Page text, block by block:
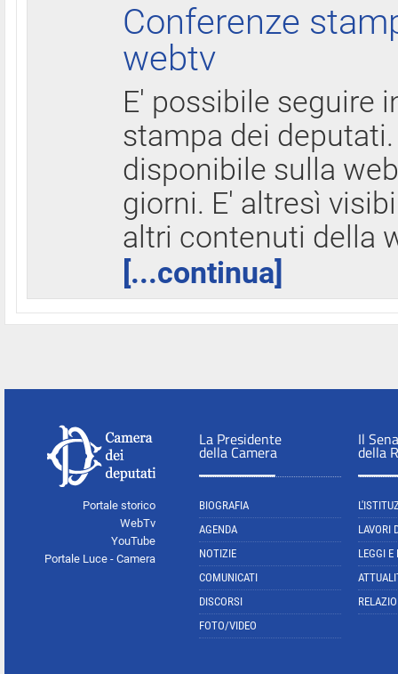
Conferenze
webtv
E' possibile seguire
stampa dei
disponibile sulla
giorni. E' altresì
altri contenuti della
[...continua]
Portale storico
WebTv
YouTube
Portale Luce - Camera
La Presidente
della Camera
BIOGRAFIA
AGENDA
NOTIZIE
COMUNICATI
DISCORSI
FOTO/VIDEO
Il
della
LAVORI
LEGGI E